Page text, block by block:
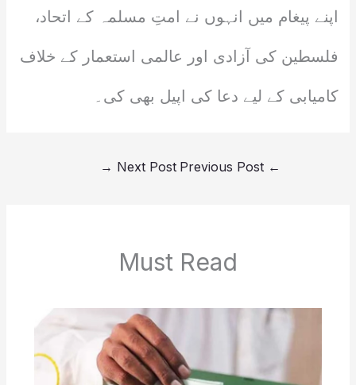
اپنے پیغام میں انہوں نے امتِ مسلمہ کے اتحاد،
فلسطین کی آزادی اور عالمی استعمار کے خلاف
کامیابی کے لیے دعا کی اپیل بھی کی۔
←
Next Post
→
Must Read